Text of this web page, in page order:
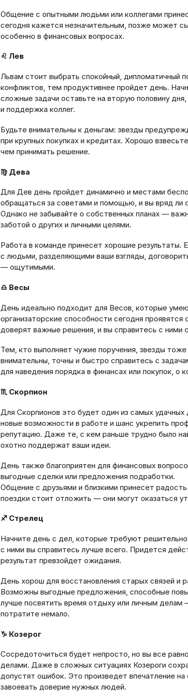
Общение с опытными людьми или коллегами
сегодня кажется незначительным, позже может
особенно в финансовых вопросах.
♌ Лев
Львам стоит выбрать спокойный, дипломатичный
конфликтов, тем продуктивнее пройдет день.
сложные задачи оставьте на вторую половину
и поддержка коллег.
Будьте внимательны к деньгам: звезды
при крупных покупках и кредитах. Хорошо
чем принимать решение.
♍ Дева
Для Дев день пройдет динамично и местами
обращаться за советами и помощью, и вы вряд ли
Однако не забывайте о собственных планах —
заботой о других и личными целями.
Работа в команде принесет хорошие результаты.
с людьми, разделяющими ваши взгляды,
— ощутимыми.
♎ Весы
День идеально подходит для Весов, которые
организаторские способности сегодня проявятся
доверят важные решения, и вы справитесь с ними
Тем, кто выполняет чужие поручения, звезды
внимательны, точны и быстро справитесь с
для наведения порядка в финансах или покупок, о
♏ Скорпион
Для Скорпионов это будет один из самых
новые возможности в работе и шанс укрепить
репутацию. Даже те, с кем раньше трудно было
охотно поддержат ваши идеи.
День также благоприятен для финансовых
выгодные сделки или предложения подработки.
Общение с друзьями и близкими принесет
поездки стоит отложить — они могут оказаться
♐ Стрелец
Начните день с дел, которые требуют
с ними вы справитесь лучше всего. Придется
результат превзойдет ожидания.
День хорош для восстановления старых связей и
Возможны выгодные предложения, способные
лучше посвятить время отдыху или личным делам
потратите немало.
♑ Козерог
Сосредоточиться будет непросто, но вы все
делами. Даже в сложных ситуациях Козероги
допустят ошибок. Это произведет впечатление
завоевать доверие нужных людей.